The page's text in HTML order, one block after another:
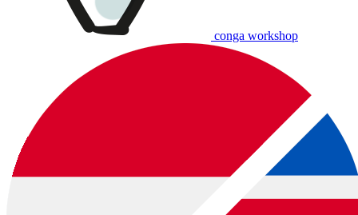
conga workshop